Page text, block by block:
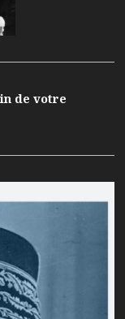
de votre